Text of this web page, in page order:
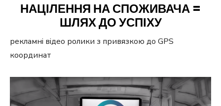
НАЦІЛЕННЯ НА СПОЖИВАЧА =
ШЛЯХ ДО УСПІХУ
рекламні відео ролики з привязкою до GPS
координат